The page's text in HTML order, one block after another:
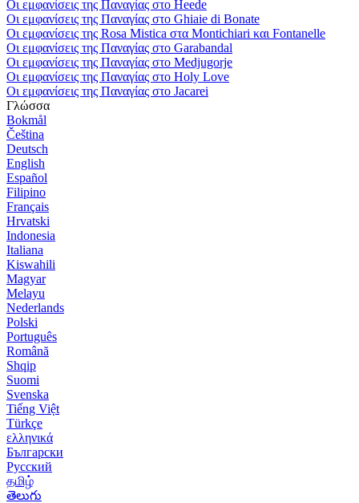
Οι εμφανίσεις της Παναγίας στο Heede
Οι εμφανίσεις της Παναγίας στο Ghiaie di Bonate
Οι εμφανίσεις της Rosa Mistica στα Montichiari και Fontanelle
Οι εμφανίσεις της Παναγίας στο Garabandal
Οι εμφανίσεις της Παναγίας στο Medjugorje
Οι εμφανίσεις της Παναγίας στο Holy Love
Οι εμφανίσεις της Παναγίας στο Jacarei
Γλώσσα
Bokmål
Čeština
Deutsch
English
Español
Filipino
Français
Hrvatski
Indonesia
Italiana
Kiswahili
Magyar
Melayu
Nederlands
Polski
Português
Română
Shqip
Suomi
Svenska
Tiếng Việt
Türkçe
ελληνικά
Български
Русский
தமிழ்
తెలుగు